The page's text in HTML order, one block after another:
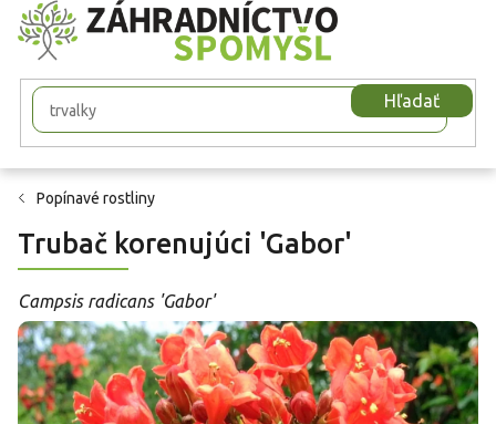
Prejsť
na
obsah
Hľadať
Popínavé rostliny
Trubač korenujúci 'Gabor'
Campsis radicans 'Gabor'